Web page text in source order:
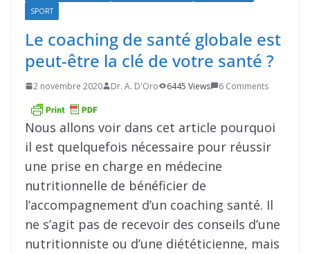
SPORT
Le coaching de santé globale est
peut-être la clé de votre santé ?
2 novembre 2020 Dr. A. D'Oro 6445 Views 6 Comments
Nous allons voir dans cet article pourquoi
il est quelquefois nécessaire pour réussir
une prise en charge en médecine
nutritionnelle de bénéficier de
l’accompagnement d’un coaching santé. Il
ne s’agit pas de recevoir des conseils d’une
nutritionniste ou d’une diététicienne, mais